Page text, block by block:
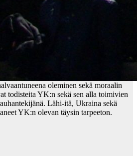
oleminen sekä moraalin
todisteita YK:n sekä sen alla toimivien
Lähi-itä, Ukraina sekä
YK:n olevan täysin tarpeeton.